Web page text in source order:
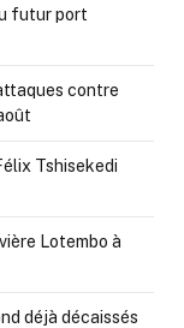
futur port
contre
Tshisekedi
Lotembo à
déjà décaissés